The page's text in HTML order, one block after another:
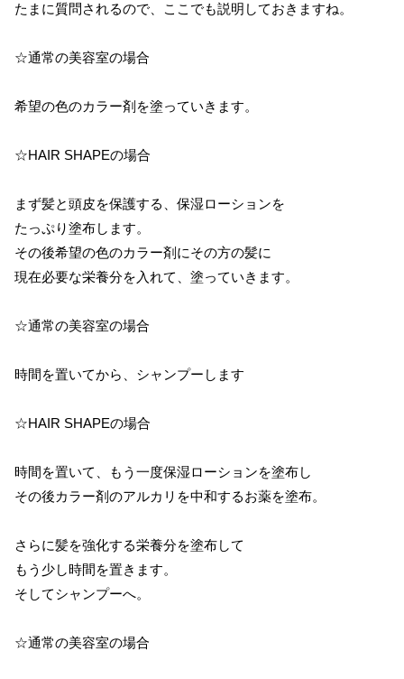
たまに質問されるので、ここでも説明しておきますね。
☆通常の美容室の場合
希望の色のカラー剤を塗っていきます。
☆HAIR SHAPEの場合
まず髪と頭皮を保護する、保湿ローションを
たっぷり塗布します。
その後希望の色のカラー剤にその方の髪に
現在必要な栄養分を入れて、塗っていきます。
☆通常の美容室の場合
時間を置いてから、シャンプーします
☆HAIR SHAPEの場合
時間を置いて、もう一度保湿ローションを塗布し
その後カラー剤のアルカリを中和するお薬を塗布。
さらに髪を強化する栄養分を塗布して
もう少し時間を置きます。
そしてシャンプーへ。
☆通常の美容室の場合